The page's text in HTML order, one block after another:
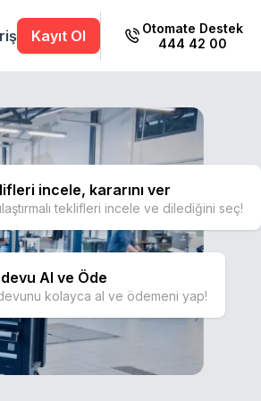
Kayıt Ol
Otomate Destek
444 42 00
incele, kararını ver
teklifleri incele ve dilediğini seç!
Al ve Öde
kolayca al ve ödemeni yap!